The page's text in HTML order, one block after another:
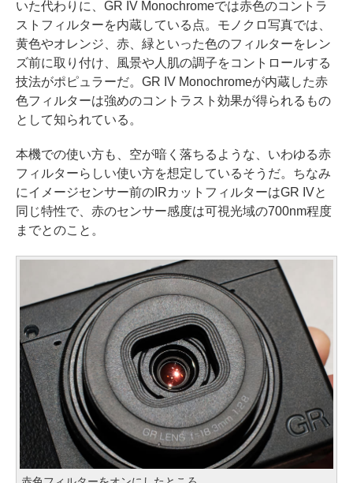
いた代わりに、GR IV Monochromeでは赤色のコントラ
ストフィルターを内蔵している点。モノクロ写真では、
黄色やオレンジ、赤、緑といった色のフィルターをレン
ズ前に取り付け、風景や人肌の調子をコントロールする
技法がポピュラーだ。GR IV Monochromeが内蔵した赤
色フィルターは強めのコントラスト効果が得られるもの
として知られている。
本機での使い方も、空が暗く落ちるような、いわゆる赤
フィルターらしい使い方を想定しているそうだ。ちなみ
にイメージセンサー前のIRカットフィルターはGR IVと
同じ特性で、赤のセンサー感度は可視光域の700nm程度
までとのこと。